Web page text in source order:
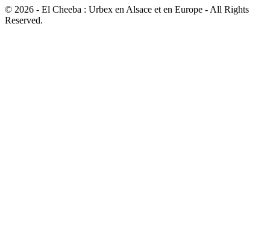
© 2026 - El Cheeba : Urbex en Alsace et en Europe - All Rights
Reserved.